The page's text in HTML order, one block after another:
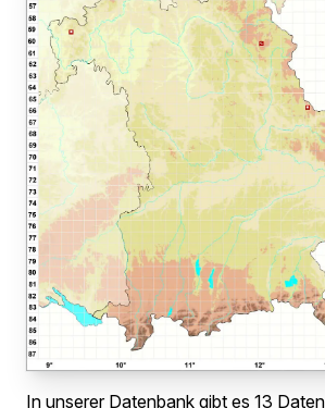
In unserer Datenbank gibt es 13